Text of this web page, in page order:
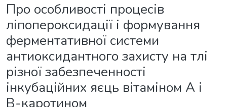
Про особливості процесів
ліпопероксидації і формування
ферментативної системи
антиоксидантного захисту на тлі
різної забезпеченності
інкубаційних яєць вітаміном А і
B-каротином